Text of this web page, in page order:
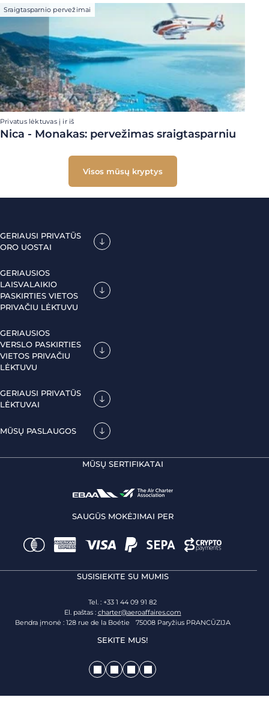
Sraigtasparnio pervežimai
Privatus lėktuvas į ir iš
Nica - Monakas: pervežimas sraigtasparniu
Visos mūsų kryptys
GERIAUSI PRIVATŪS
ORO UOSTAI
GERIAUSIOS
LAISVALAIKIO
PASKIRTIES VIETOS
PRIVAČIU LĖKTUVU
GERIAUSIOS
VERSLO PASKIRTIES
VIETOS PRIVAČIU
LĖKTUVU
GERIAUSI PRIVATŪS
LĖKTUVAI
MŪSŲ PASLAUGOS
MŪSŲ SERTIFIKATAI
SAUGŪS MOKĖJIMAI PER
SUSISIEKITE SU MUMIS
Tel. : +33 1 44 09 91 82
El. paštas : charter@aeroaffaires.com
Bendra įmonė : 128 rue de la Boétie 75008 Paryžius PRANCŪZIJA
SEKITE MUS!